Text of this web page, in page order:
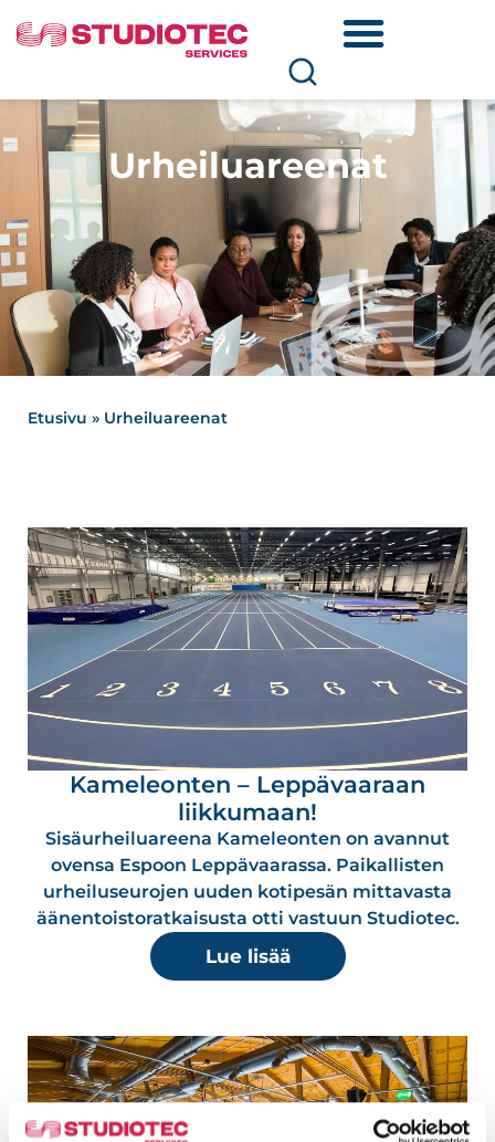
Urheiluareenat
Etusivu » Urheiluareenat
Kameleonten – Leppävaaraan
liikkumaan!
Sisäurheiluareena Kameleonten on avannut
ovensa Espoon Leppävaarassa. Paikallisten
urheiluseurojen uuden kotipesän mittavasta
äänentoistoratkaisusta otti vastuun Studiotec.
Lue lisää